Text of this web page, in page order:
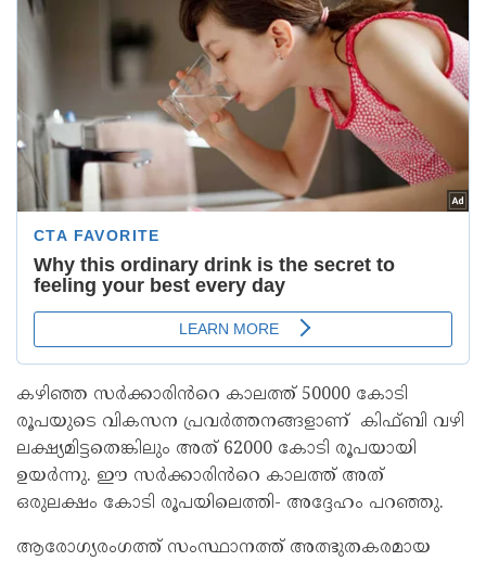
കഴിഞ്ഞ സർക്കാരിൻറെ കാലത്ത് 50000 കോടി
രൂപയുടെ വികസന പ്രവർത്തനങ്ങളാണ് കിഫ്ബി വഴി
ലക്ഷ്യമിട്ടതെങ്കിലും അത് 62000 കോടി രൂപയായി
ഉയർന്നു. ഈ സർക്കാരിൻറെ കാലത്ത് അത്
ഒരുലക്ഷം കോടി രൂപയിലെത്തി- അദ്ദേഹം പറഞ്ഞു.
ആരോഗ്യരംഗത്ത് സംസ്ഥാനത്ത് അത്ഭുതകരമായ